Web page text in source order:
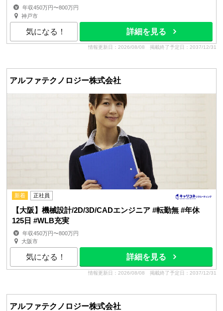
年収450万円〜800万円
神戸市
気になる！ 詳細を見る
情報更新日：2026/08/08 掲載終了予定日：2037/12/31
アルファテクノロジー株式会社
新着 正社員
【大阪】機械設計/2D/3D/CADエンジニア #転勤無 #年休
125日 #WLB充実
年収450万円〜800万円
大阪市
気になる！ 詳細を見る
情報更新日：2026/08/08 掲載終了予定日：2037/12/31
アルファテクノロジー株式会社